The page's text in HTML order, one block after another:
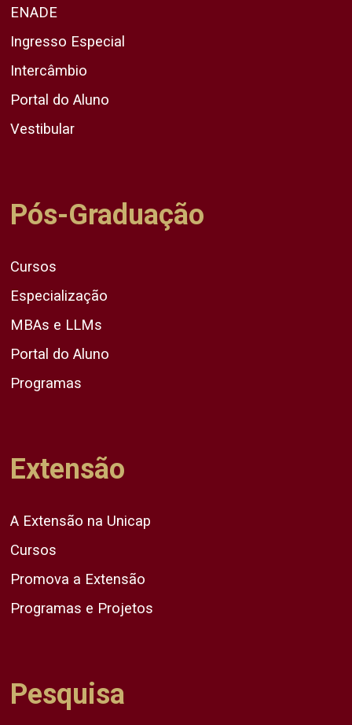
ENADE
Ingresso Especial
Intercâmbio
Portal do Aluno
Vestibular
Pós-Graduação
Cursos
Especialização
MBAs e LLMs
Portal do Aluno
Programas
Extensão
A Extensão na Unicap
Cursos
Promova a Extensão
Programas e Projetos
Pesquisa